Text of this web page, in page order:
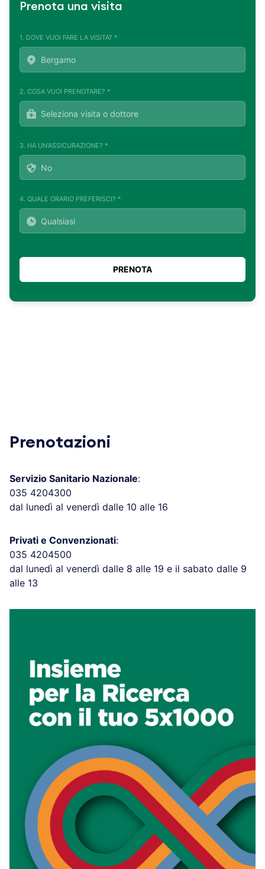
Prenota una visita
1. DOVE VUOI FARE LA VISITA? *
2. COSA VUOI PRENOTARE? *
3. HA UN'ASSICURAZIONE? *
4. QUALE ORARIO PREFERISCI? *
Prenotazioni
Servizio Sanitario Nazionale:
035 4204300
dal lunedì al venerdì dalle 10 alle 16
Privati e Convenzionati:
035 4204500
dal lunedì al venerdì dalle 8 alle 19 e il sabato dalle 9
alle 13